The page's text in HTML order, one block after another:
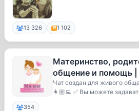
13 326 1 102
Материнство,
общение и помощь |
Чат создан для живого
👩🏼‍💻 ✅ Вы можете
354